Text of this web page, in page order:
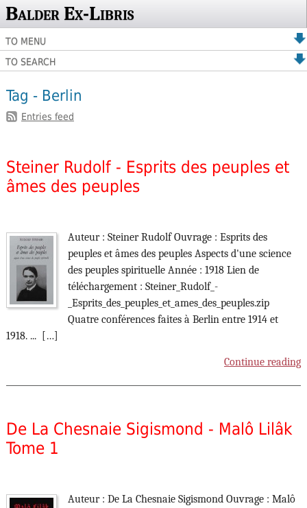
Balder Ex-Libris
TO MENU
TO SEARCH
Tag - Berlin
Entries feed
Steiner Rudolf - Esprits des peuples et
âmes des peuples
Auteur : Steiner Rudolf Ouvrage : Esprits des
peuples et âmes des peuples Aspects d'une science
des peuples spirituelle Année : 1918 Lien de
téléchargement : Steiner_Rudolf_-
_Esprits_des_peuples_et_ames_des_peuples.zip
Quatre conférences faites à Berlin entre 1914 et
1918. ... […]
Continue reading
De La Chesnaie Sigismond - Malô Lilâk
Tome 1
Auteur : De La Chesnaie Sigismond Ouvrage : Malô